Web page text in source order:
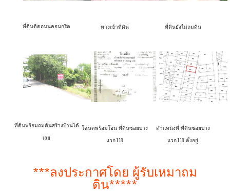
ที่ดินติดถนนคอนกรีต ทางเข้าที่ดิน ที่ดินยังไม่ถมดิน
ที่ดินพร้อมถมดินสร้างบ้านได้
เลย
โฉนดพร้อมโอน ที่ดินซอยบาง
แวก118
ตำแหน่งที่ ที่ดินซอยบาง
แวก118 ตั้งอยู่
***ลงประกาศโดย ผู้รับเหมาถม
ดิน*****